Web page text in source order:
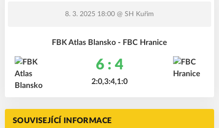
8. 3. 2025 18:00 @ SH Kuřim
FBK Atlas Blansko - FBC Hranice
6 : 4
2:0,3:4,1:0
SOUVISEJÍCÍ INFORMACE